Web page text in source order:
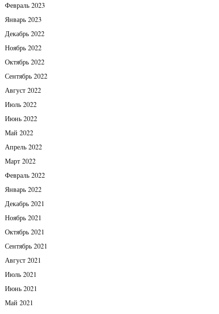
Февраль 2023
Январь 2023
Декабрь 2022
Ноябрь 2022
Октябрь 2022
Сентябрь 2022
Август 2022
Июль 2022
Июнь 2022
Май 2022
Апрель 2022
Март 2022
Февраль 2022
Январь 2022
Декабрь 2021
Ноябрь 2021
Октябрь 2021
Сентябрь 2021
Август 2021
Июль 2021
Июнь 2021
Май 2021